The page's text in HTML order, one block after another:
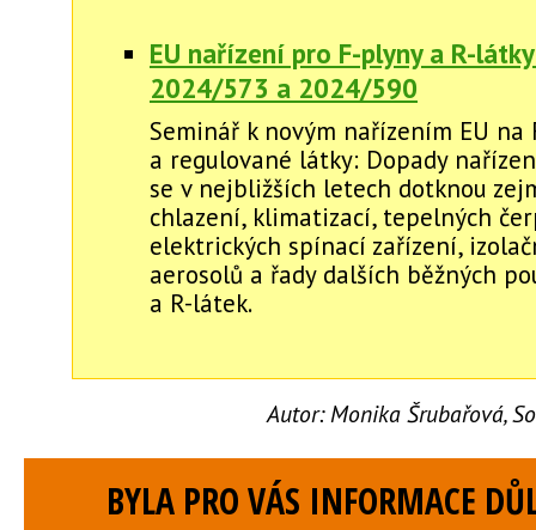
EU nařízení pro F-plyny a R-
2024/573 a 2024/590
Seminář k novým nařízením EU na
a regulované látky: Dopady
se v nejbližších letech dotknou
chlazení, klimatizací, tepelných
elektrických spínací zařízení,
aerosolů a řady dalších běžných
a R-látek.
Autor: Monika Šrubařová,
BYLA PRO VÁS INFORMACE